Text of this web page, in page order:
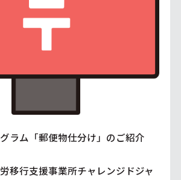
ラム「郵便物仕分け」のご紹介
移行支援事業所チャレンジドジャ